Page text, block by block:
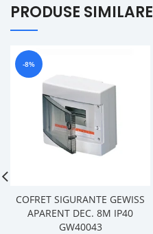
PRODUSE SIMILARE
-8%
COFRET SIGURANTE GEWISS
APARENT DEC. 8M IP40
GW40043